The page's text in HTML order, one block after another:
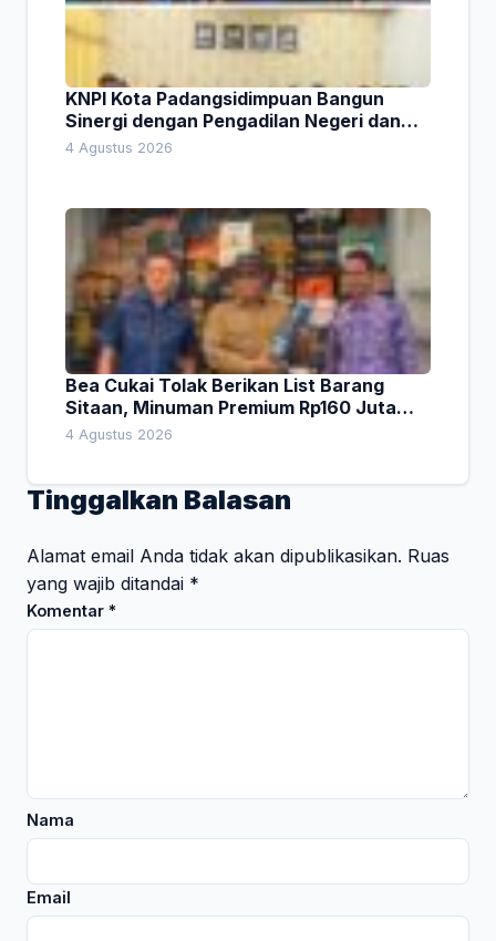
KNPI Kota Padangsidimpuan Bangun
Sinergi dengan Pengadilan Negeri dan
DPRD
4 Agustus 2026
Bea Cukai Tolak Berikan List Barang
Sitaan, Minuman Premium Rp160 Juta
Jadi Sorotan Sidak Komisi I DPRD Bali
4 Agustus 2026
Tinggalkan Balasan
Alamat email Anda tidak akan dipublikasikan. Ruas
yang wajib ditandai *
Komentar *
Nama
Email